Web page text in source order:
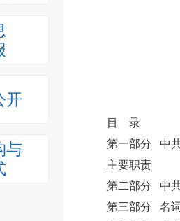
开
与
目 录
第一部分 中共
主要职责
第二部分 中共本
第三部分 名词